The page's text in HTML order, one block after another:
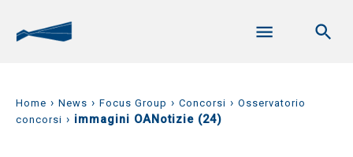
Home › News › Focus Group › Concorsi › Osservatorio
concorsi › immagini OANotizie (24)